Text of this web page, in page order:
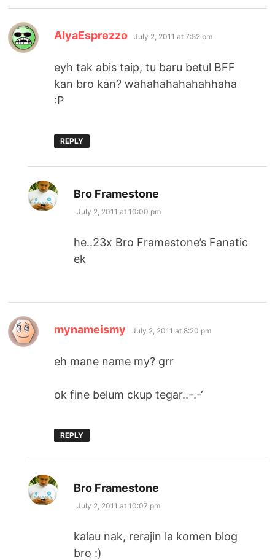
AlyaEsprezzo says:
July 2, 2011 at 7:52 pm
eyh tak abis taip, tu baru betul BFF
kan bro kan? wahahahahahahhaha
:P
REPLY
Bro Framestone
July 2, 2011 at 10:00 pm
he..23x Bro Framestone’s Fanatic
ek
mynameismy says:
July 2, 2011 at 8:20 pm
eh mane name my? grr
ok fine belum ckup tegar..-.-‘
REPLY
Bro Framestone
July 2, 2011 at 10:07 pm
kalau nak, rerajin la komen blog
bro :)